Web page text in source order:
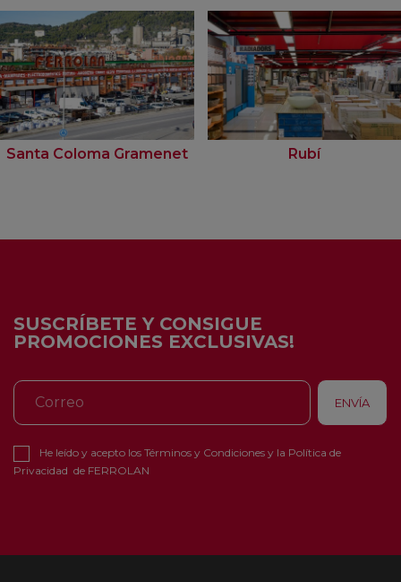
Santa Coloma Gramenet Rubí
SUSCRÍBETE Y CONSIGUE
PROMOCIONES EXCLUSIVAS!
He leído y acepto los Términos y Condiciones y la Política de
Privacidad de FERROLAN